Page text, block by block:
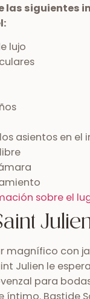
las siguientes
lujo
asientos en el
sobre el
magnífico con
Julien le
para
Bastide